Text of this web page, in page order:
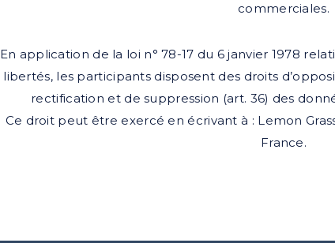
commerciales.
En application de la loi n° 78-17 du 6 janvier 1978
libertés, les participants disposent des droits
rectification et de suppression (art. 36) des
Ce droit peut être exercé en écrivant à : Lemon
France.